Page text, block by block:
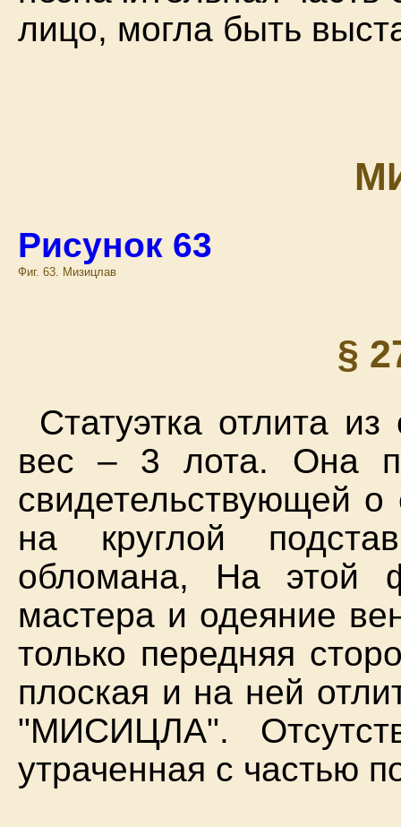
лицо, могла быть
Рисунок 63
Фиг. 63. Мизицлав
§
Статуэтка отлита
вес – 3 лота. Она
свидетельствующей о
на круглой
обломана, На этой
мастера и одеяние
только передняя
плоская и на ней
"МИСИЦЛА".
утраченная с частью